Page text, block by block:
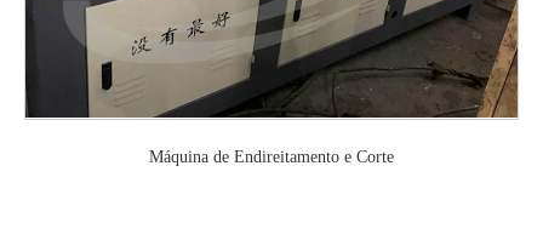
Máquina de Endireitamento e Corte